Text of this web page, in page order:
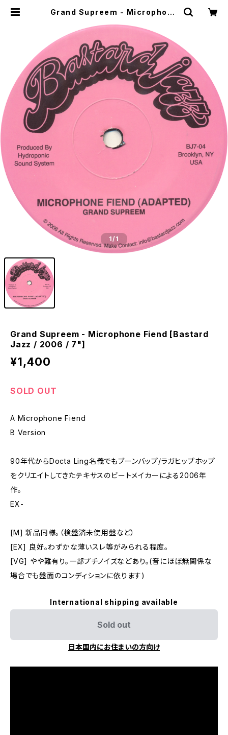
Grand Supreem - Microphone
7"] | WOW RECORDS
1/1
Grand Supreem - Microphone Fiend [Bastard
Jazz / 2006 / 7"]
¥1,400
SOLD OUT
A Microphone Fiend
B Version
90年代からDocta Ling名義でもブーンバップ/ラガヒップホップ
をクリエイトしてきたテキサスのビートメイカーによる2006年
作。
EX-
[M] 新品同様。（検盤済未使用盤など）
[EX] 良好。わずかな薄いスレ等がみられる程度。
[VG] やや難有り。一部プチノイズなどあり。(音にほぼ無関係な
場合でも盤面のコンディションに依ります)
International shipping available
Sold out
日本国内にお住まいの方向け